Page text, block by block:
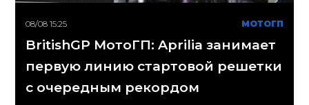
08/08 15:25 МОТОГП
BritishGP МотоГП: Aprilia занимает
первую линию стартовой решетки
с очередным рекордом